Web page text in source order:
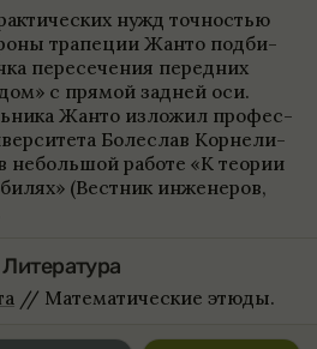
нужд точ­но­стью
трапе­ции Жанто под­би­
пере­се­че­ния перед­них
с прямой зад­ней оси.
Жанто изложил про­фес­
Боле­слав Кор­не­ли­
небольшой работе «К тео­рии
(Вест­ник инже­не­ров,
Лите­ра­тура
// Матема­ти­че­ские этюды.